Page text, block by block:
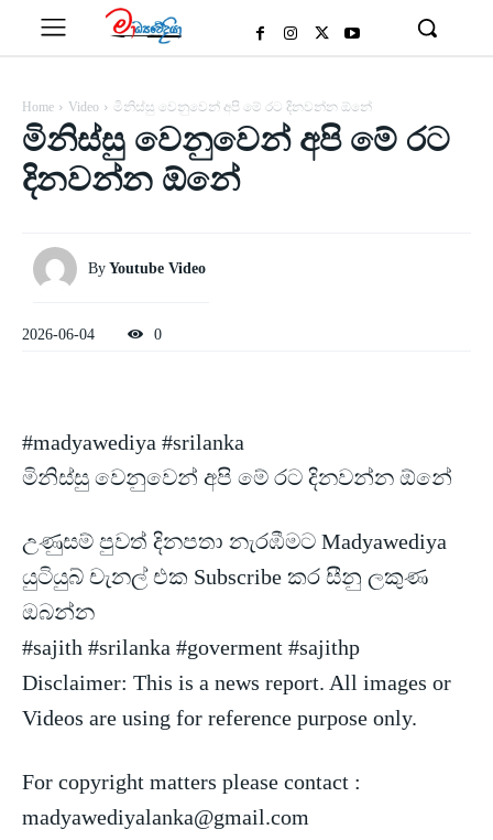
Home Video මිනිස්සු වෙනුවෙන් අපි මේ රට දිනවන්න ඕනේ
මිනිස්සු වෙනුවෙන් අපි මේ රට
දිනවන්න ඕනේ
By Youtube Video
2026-06-04 0
#madyawediya #srilanka
මිනිස්සු වෙනුවෙන් අපි මේ රට දිනවන්න ඕනේ
උණුසම් පුවත් දිනපතා නැරඹීමට Madyawediya
යුටියුබ් චැනල් එක Subscribe කර සීනු ලකුණ
ඔබන්න
#sajith #srilanka #goverment #sajithp
Disclaimer: This is a news report. All images or
Videos are using for reference purpose only.
For copyright matters please contact :
madyawediyalanka@gmail.com